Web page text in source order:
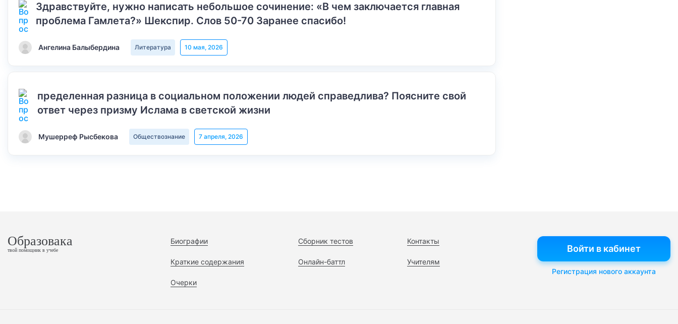
Здравствуйте, нужно написать небольшое сочинение: «В чем заключается главная
проблема Гамлета?» Шекспир. Слов 50-70 Заранее спасибо!
Ангелина Балыбердина Литература 10 мая, 2026
пределенная разница в социальном положении людей справедлива? Поясните свой
ответ через призму Ислама в светской жизни
Мушерреф Рысбекова Обществознание 7 апреля, 2026
Образовака
твой помощник в учебе
Биографии
Краткие содержания
Очерки
Сборник тестов
Онлайн-баттл
Контакты
Учителям
Войти в кабинет
Регистрация нового аккаунта